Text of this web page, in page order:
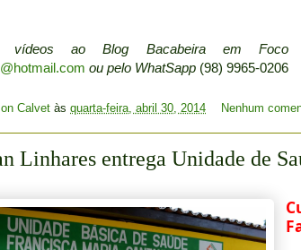
vídeos ao Blog Bacabeira em
ou pelo WhatSapp (98) 9965-0206
Calvet às quarta-feira, abril 30, 2014 Nenhum
Linhares entrega Unidade de